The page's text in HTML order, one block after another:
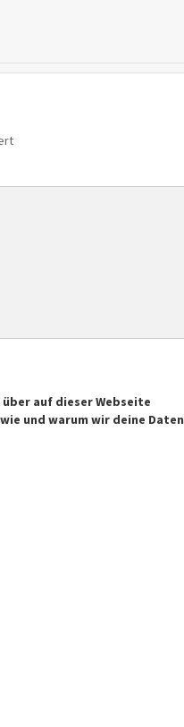
auf dieser Webseite
und warum wir deine Daten